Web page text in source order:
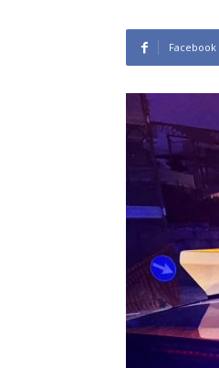
Facebook